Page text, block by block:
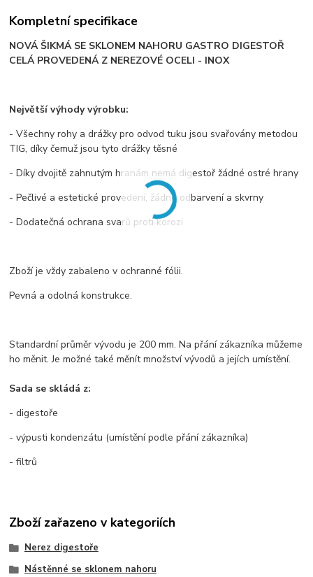
Kompletní specifikace
NOVÁ ŠIKMÁ SE SKLONEM NAHORU GASTRO DIGESTOŘ
CELÁ PROVEDENÁ Z NEREZOVÉ OCELI - INOX
Největší výhody výrobku:
- Všechny rohy a drážky pro odvod tuku jsou svařovány metodou
TIG, díky čemuž jsou tyto drážky těsné
- Díky dvojitě zahnutým hranám nemá digestoř žádné ostré hrany
- Pečlivé a estetické provedení, žádné odbarvení a skvrny
- Dodatečná ochrana svarů proti korozi
Zboží je vždy zabaleno v ochranné fólii.
Pevná a odolná konstrukce.
Standardní průměr vývodu je 200 mm. Na přání zákazníka můžeme
ho měnit. Je možné také měnít množství vývodů a jejích umístění.
Sada se skládá z:
- digestoře
- výpusti kondenzátu (umístění podle přání zákazníka)
- filtrů
Zboží zařazeno v kategoriích
Nerez digestoře
Nástěnné se sklonem nahoru